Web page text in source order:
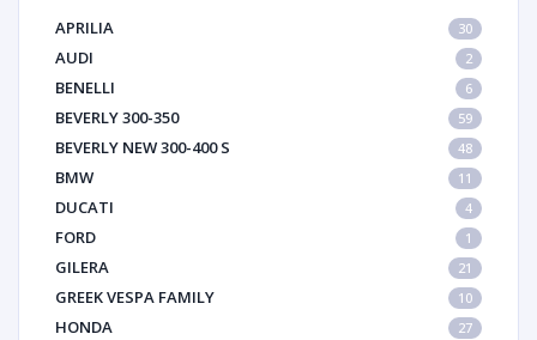
APRILIA 30
AUDI 2
BENELLI 6
BEVERLY 300-350 59
BEVERLY NEW 300-400 S 48
BMW 11
DUCATI 4
FORD 1
GILERA 21
GREEK VESPA FAMILY 10
HONDA 27